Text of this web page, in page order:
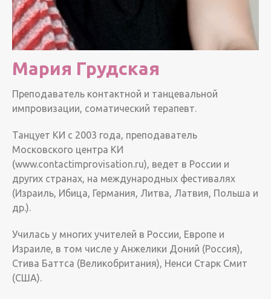
Мария Грудская
Преподаватель контактной и танцевальной
импровизации, соматический терапевт.
Танцует КИ с 2003 года, преподаватель
Московского центра КИ
(www.contactimprovisation.ru), ведет в России и
других странах, на международных фестивалях
(Израиль, Ибица, Германия, Литва, Латвия, Польша и
др.).
Училась у многих учителей в России, Европе и
Израиле, в том числе у Анжелики Доний (Россия),
Стива Баттса (Великобритания), Ненси Старк Смит
(США).